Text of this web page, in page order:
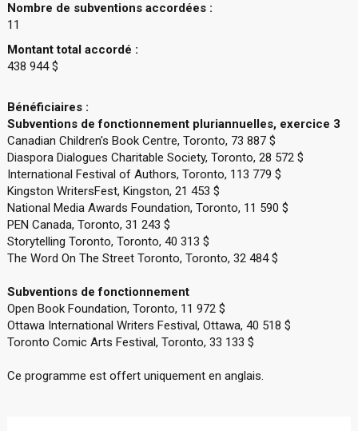
Nombre de subventions accordées :
11
Montant total accordé :
438 944 $
Bénéficiaires :
Subventions de fonctionnement pluriannuelles, exercice 3
Canadian Children's Book Centre, Toronto, 73 887 $
Diaspora Dialogues Charitable Society, Toronto, 28 572 $
International Festival of Authors, Toronto, 113 779 $
Kingston WritersFest, Kingston, 21 453 $
National Media Awards Foundation, Toronto, 11 590 $
PEN Canada, Toronto, 31 243 $
Storytelling Toronto, Toronto, 40 313 $
The Word On The Street Toronto, Toronto, 32 484 $
Subventions de fonctionnement
Open Book Foundation, Toronto, 11 972 $
Ottawa International Writers Festival, Ottawa, 40 518 $
Toronto Comic Arts Festival, Toronto, 33 133 $
Ce programme est offert uniquement en anglais.